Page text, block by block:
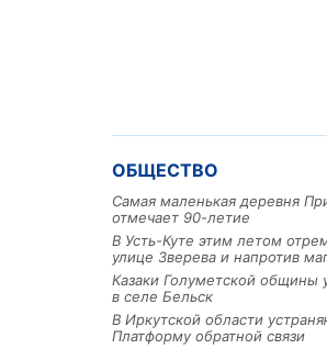
ОБЩЕСТВО
Самая маленькая деревня
отмечает 90-летие
В Усть-Куте этим летом
улице Зверева и напротив
Казаки Голуметской общины
в селе Бельск
В Иркутской области
Платформу обратной связи